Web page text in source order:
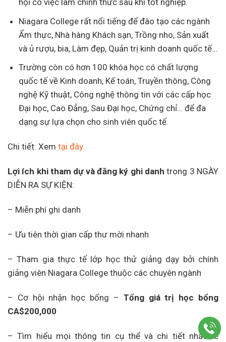
hội có việc làm chính thức sau khi tốt nghiệp.
Niagara College rất nổi tiếng để đào tạo các ngành
Ẩm thực, Nhà hàng Khách sạn, Trồng nho, Sản xuất
và ủ rượu, bia, Làm đẹp, Quản trị kinh doanh quốc tế…
Trường còn có hơn 100 khóa học có chất lượng
quốc tế về Kinh doanh, Kế toán, Truyền thông, Công
nghệ Kỹ thuật, Công nghệ thông tin với các cấp học
Đại học, Cao Đẳng, Sau Đại học, Chứng chỉ… để đa
dạng sự lựa chọn cho sinh viên quốc tế.
Chi tiết: Xem tại đây
Lợi ích khi tham dự và đăng ký ghi danh trong 3 NGÀY
DIỄN RA SỰ KIỆN:
– Miễn phí ghi danh
– Ưu tiên thời gian cấp thư mời nhanh
– Tham gia thực tế lớp học thử giảng dạy bởi chính
giảng viên Niagara College thuộc các chuyên ngành
– Cơ hội nhận học bổng – Tổng giá trị học bổng
CA$200,000
– Tìm hiểu mọi thông tin cụ thể và chi tiết nhất về